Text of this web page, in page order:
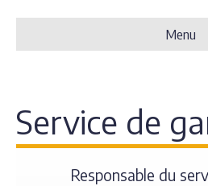
Menu
Service de
Responsable du